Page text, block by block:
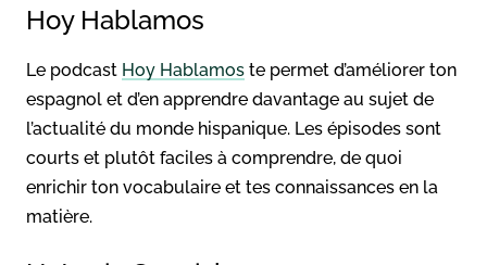
Hoy Hablamos
Le podcast Hoy Hablamos te permet d’améliorer ton
espagnol et d’en apprendre davantage au sujet de
l’actualité du monde hispanique. Les épisodes sont
courts et plutôt faciles à comprendre, de quoi
enrichir ton vocabulaire et tes connaissances en la
matière.